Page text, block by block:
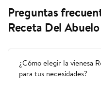
Preguntas
Receta Del Abuelo
¿Cómo elegir la vienesa
para tus necesidades?